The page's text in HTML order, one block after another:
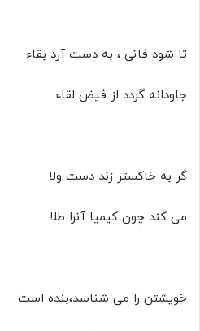
تا شود فانی ، به دست آرد بقاء
جاودانه گردد از فیض لقاء
گر به خاکستر زند دست ولا
می کند چون کیمیا آنرا طلا
خویشتن را می شناسد،بنده است